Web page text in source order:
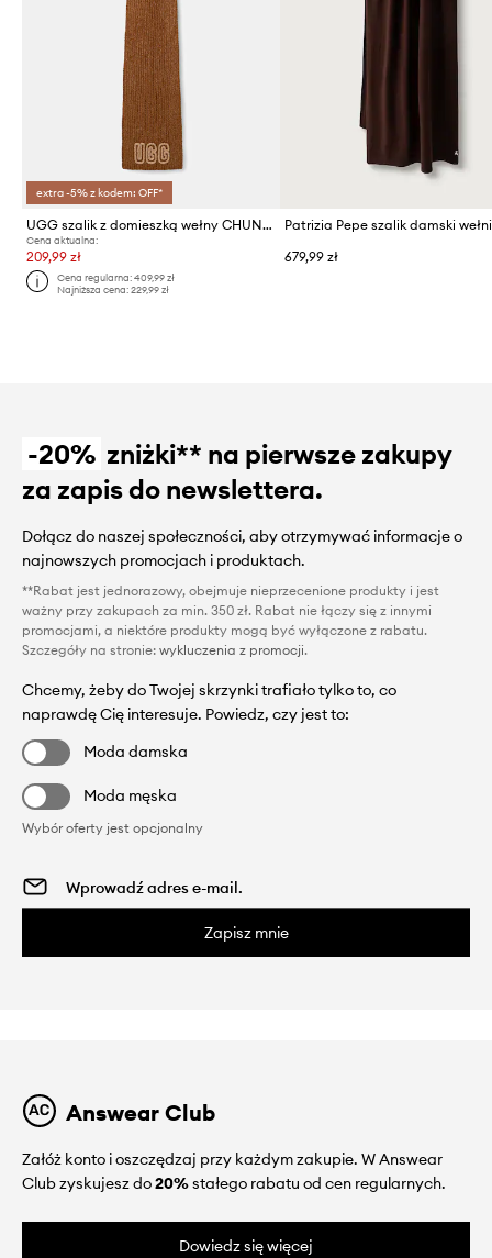
extra -5% z kodem: OFF*
UGG szalik z domieszką wełny CHUNKY
Cena aktualna:
209,99 zł
Cena regularna:409,99 zł
Najniższa cena:229,99 zł
Patrizia Pepe szalik damski
679,99 zł
-20% zniżki** na pierwsze zakupy
za zapis do newslettera.
Dołącz do naszej społeczności, aby otrzymywać informacje o
najnowszych promocjach i produktach.
**Rabat jest jednorazowy, obejmuje nieprzecenione produkty i jest
ważny przy zakupach za min. 350 zł. Rabat nie łączy się z innymi
promocjami, a niektóre produkty mogą być wyłączone z rabatu.
Szczegóły na stronie: wykluczenia z promocji.
Chcemy, żeby do Twojej skrzynki trafiało tylko to, co
naprawdę Cię interesuje. Powiedz, czy jest to:
Moda damska
Moda męska
Wybór oferty jest opcjonalny
Zapisz mnie
Answear Club
Załóż konto i oszczędzaj przy każdym zakupie. W Answear
Club zyskujesz do20%stałego rabatu od cen regularnych.
Dowiedz się więcej